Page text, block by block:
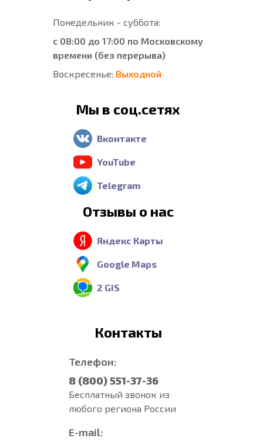
Понедельник - суббота:
с 08:00 до 17:00 по Московскому
времени (без перерыва)
Воскресенье: Выходной
Мы в соц.сетях
Вконтакте
YouTube
Telegram
Отзывы о нас
Яндекс Карты
Google Maps
2 GIS
Контакты
Телефон:
8 (800) 551-37-36
Бесплатный звонок из
любого региона России
E-mail: